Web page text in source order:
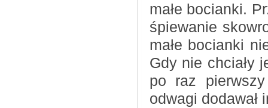
małe bocianki.
śpiewanie
małe bocianki
Gdy nie chciały
po raz pierwszy
odwagi dodawał